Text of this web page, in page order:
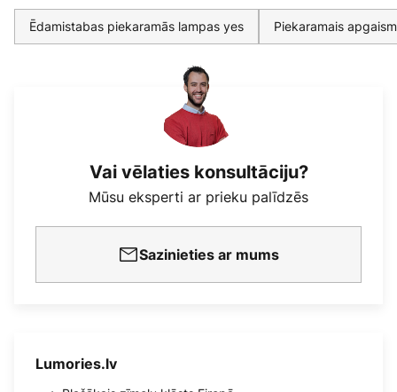
Ēdamistabas piekaramās lampas yes Piekaramais
Vai vēlaties konsultāciju?
Mūsu eksperti ar prieku palīdzēs
Sazinieties ar mums
Lumories.lv